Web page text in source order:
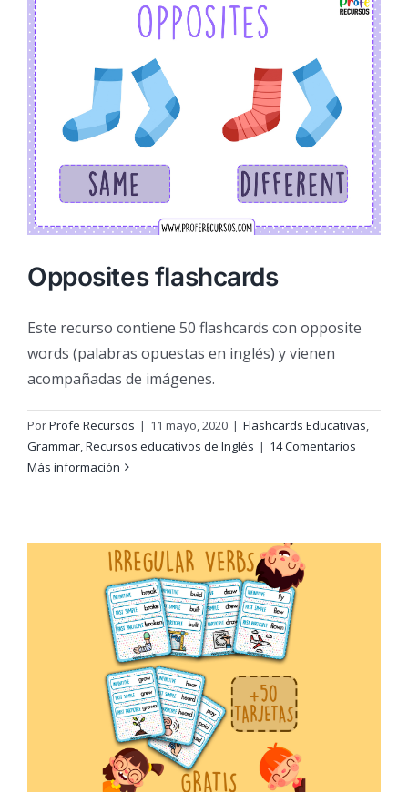
Opposites flashcards
Este recurso contiene 50 flashcards con opposite
words (palabras opuestas en inglés) y vienen
acompañadas de imágenes.
PorProfe Recursos | 11 mayo, 2020 | Flashcards Educativas,
Grammar,Recursos educativos de Inglés | 14 Comentarios
Más información